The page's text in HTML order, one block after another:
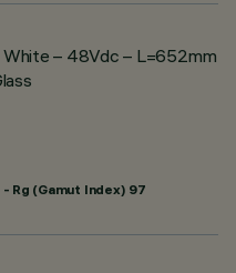
– 48Vdc – L=652mm
Rg (Gamut Index) 97